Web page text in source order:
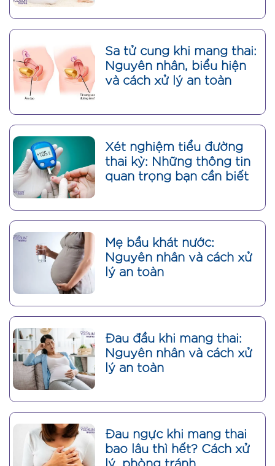
Sa tử cung khi mang thai:
Nguyên nhân, biểu hiện
và cách xử lý an toàn
Xét nghiệm tiểu đường
thai kỳ: Những thông tin
quan trọng bạn cần biết
Mẹ bầu khát nước:
Nguyên nhân và cách xử
lý an toàn
Đau đầu khi mang thai:
Nguyên nhân và cách xử
lý an toàn
Đau ngực khi mang thai
bao lâu thì hết? Cách xử
lý, phòng tránh